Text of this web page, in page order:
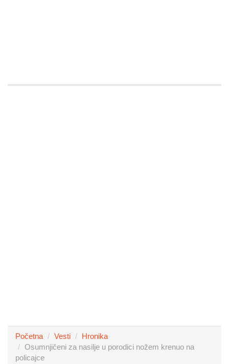
Početna Vesti
Hronika
Osumnjičeni za nasilje u porodici nožem krenuo na
policajce